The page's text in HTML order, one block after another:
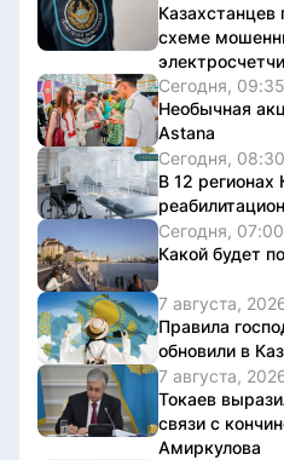
Казахстанцев
схеме
Сегодня, 09:35
Необычная
Astana
Сегодня, 08:30
В 12 регионах
Сегодня, 07:00
Какой будет
7 августа,
Правила
обновили в
7 августа,
Токаев
связи с
Амиркулова